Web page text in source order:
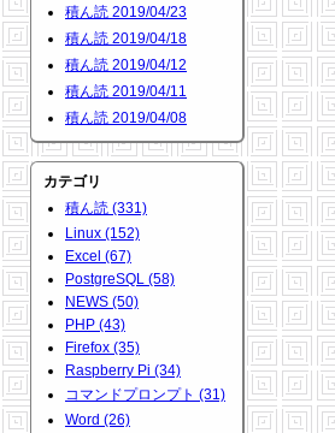
積ん読 2019/04/23
積ん読 2019/04/18
積ん読 2019/04/12
積ん読 2019/04/11
積ん読 2019/04/08
カテゴリ
積ん読 (331)
Linux (152)
Excel (67)
PostgreSQL (58)
NEWS (50)
PHP (43)
Firefox (35)
Raspberry Pi (34)
コマンドプロンプト (31)
Word (26)